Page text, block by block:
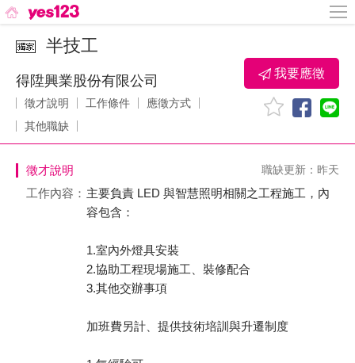
半技工
得陞興業股份有限公司
徵才說明 工作條件
應徵方式
其他職缺
我要應徵
徵才說明 職缺更新：昨天
工作內容： 主要負責 LED 與智慧照明相關之工程施工，內
容包含：
1.室內外燈具安裝
2.協助工程現場施工、裝修配合
3.其他交辦事項
加班費另計、提供技術培訓與升遷制度